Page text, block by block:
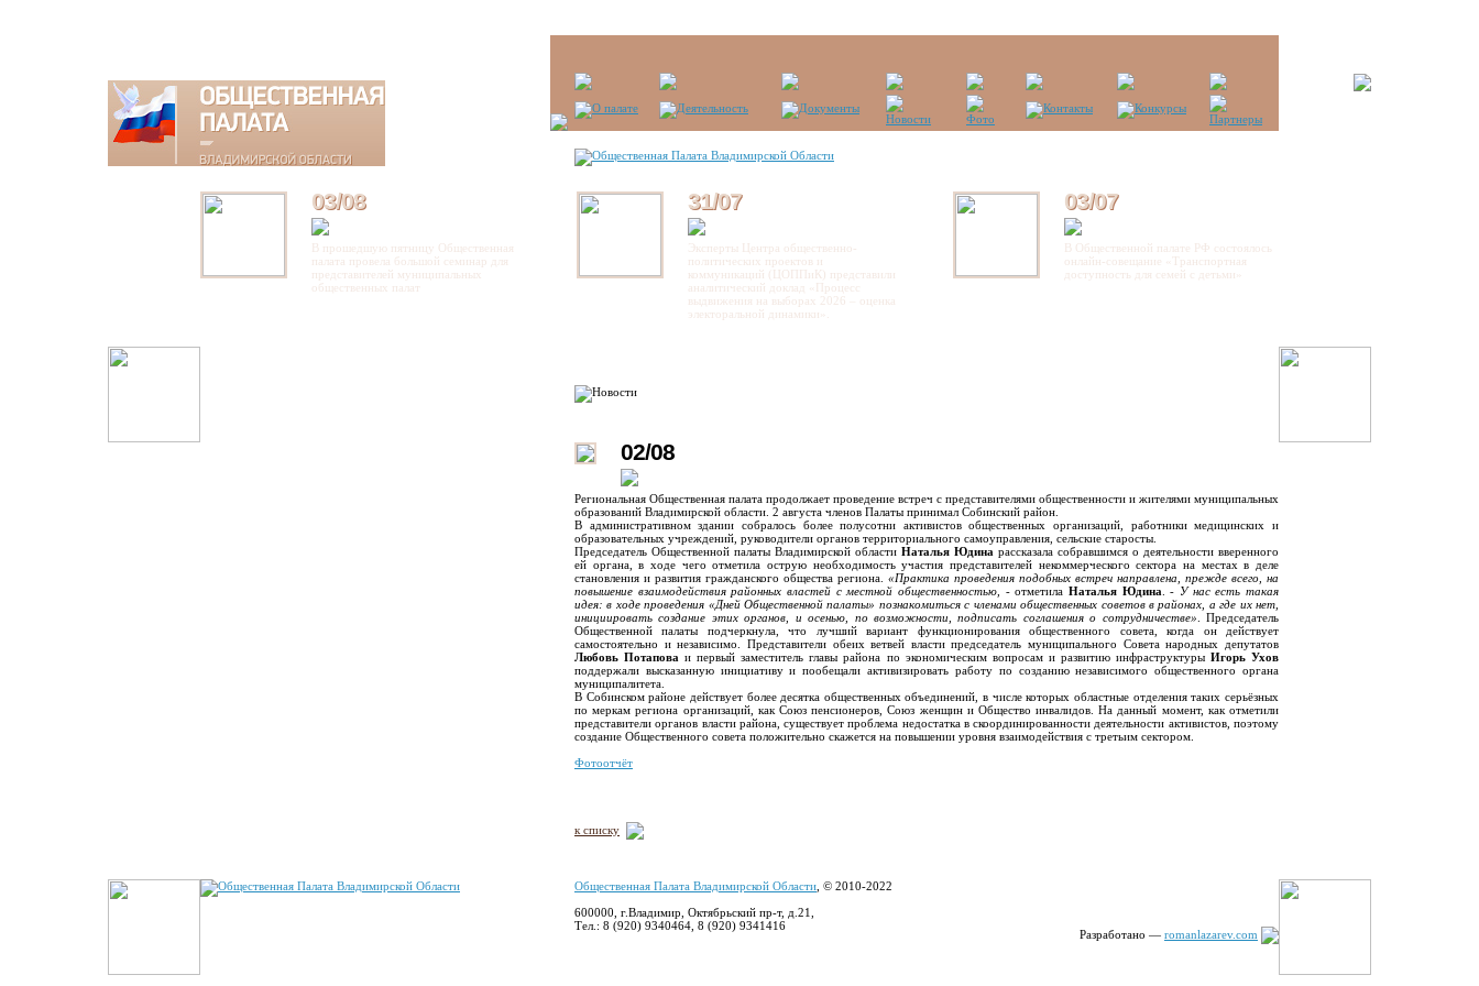
03/08
В прошедшую пятницу Общественная
палата провела большой семинар для
представителей муниципальных
общественных палат
31/07
Эксперты Центра общественно-
политических проектов и
коммуникаций (ЦОППиК) представили
аналитический доклад «Процесс
выдвижения на выборах 2026 – оценка
электоральной динамики».
03/07
В Общественной палате РФ состоялось
онлайн-совещание «Транспортная
доступность для семей с детьми»
02/08
Региональная Общественная палата продолжает проведение встреч с представителями общественности и жителями муниципальных
образований Владимирской области. 2 августа членов Палаты принимал Собинский район.
В административном здании собралось более полусотни активистов общественных организаций, работники медицинских и
образовательных учреждений, руководители органов территориального самоуправления, сельские старосты.
Председатель Общественной палаты Владимирской области Наталья Юдина рассказала собравшимся о деятельности вверенного
ей органа, в ходе чего отметила острую необходимость участия представителей некоммерческого сектора на местах в деле
становления и развития гражданского общества региона. «Практика проведения подобных встреч направлена, прежде всего, на
повышение взаимодействия районных властей с местной общественностью, ‑отметилаНаталья Юдина . ‑ У нас есть такая
идея: в ходе проведения «Дней Общественной палаты» познакомиться с членами общественных советов в районах, а где их нет,
инициировать создание этих органов, и осенью, по возможности, подписать соглашения о сотрудничестве» . Председатель
Общественной палаты подчеркнула, что лучший вариант функционирования общественного совета, когда он действует
самостоятельно и независимо. Представители обеих ветвей власти председатель муниципального Совета народных депутатов
Любовь Потаповаи первый заместитель главы района по экономическим вопросам и развитию инфраструктуры Игорь Ухов
поддержали высказанную инициативу и пообещали активизировать работу по созданию независимого общественного органа
муниципалитета.
В Собинском районе действует более десятка общественных объединений, в числе которых областные отделения таких серьёзных
по меркам региона организаций, как Союз пенсионеров, Союз женщин и Общество инвалидов. На данный момент, как отметили
представители органов власти района, существует проблема недостатка в скоординированности деятельности активистов, поэтому
создание Общественного совета положительно скажется на повышении уровня взаимодействия с третьим сектором.
Фотоотчёт
к списку
Общественная Палата Владимирской Области , © 2010-2022
600000, г.Владимир, Октябрьский пр-т, д.21,
Тел.: 8 (920) 9340464, 8 (920) 9341416
Разработано — romanlazarev.com